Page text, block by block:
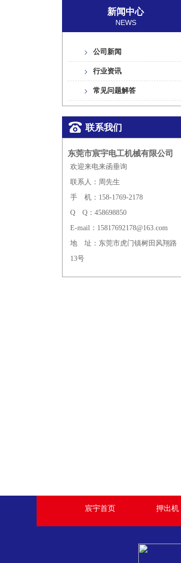
新闻中心
NEWS
公司新闻
行业资讯
常见问题解答
联系我们
东莞市宸宇电工机械有限公司
欢迎来电来函垂询
联系人：周先生
手
机：158-1769-2178
Q
Q：458698850
E-mail：15817692178@163.com
地
址：东莞市虎门镇树田风翔路
13号
宸宇首页 押出机